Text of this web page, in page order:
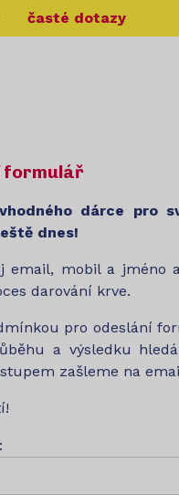
časté dotazy
formulář
dárce pro
dnes!
email, mobil a jméno
darování krve.
pro odeslání
a výsledku
zašleme na